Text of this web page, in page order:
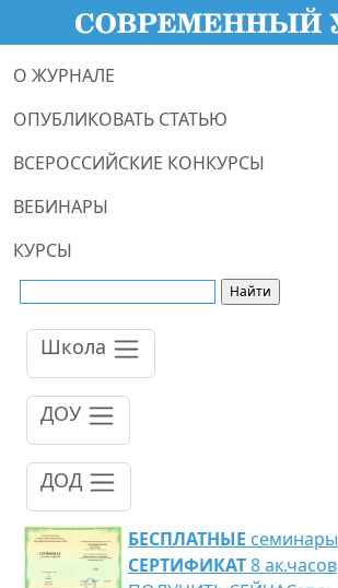
О ЖУРНАЛЕ
ОПУБЛИКОВАТЬ СТАТЬЮ
ВСЕРОССИЙСКИЕ КОНКУРСЫ
ВЕБИНАРЫ
КУРСЫ
Школа
ДОУ
ДОД
БЕСПЛАТНЫЕ семинары
СЕРТИФИКАТ8 ак.часов